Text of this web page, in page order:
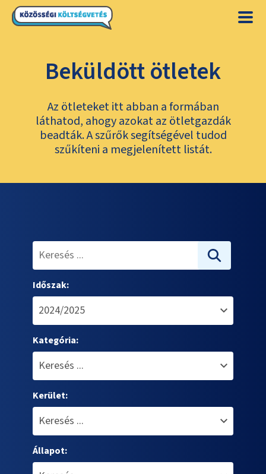
Beküldött ötletek
Az ötleteket itt abban a formában
láthatod, ahogy azokat az ötletgazdák
beadták. A szűrők segítségével tudod
szűkíteni a megjelenített listát.
Időszak:
Kategória:
Kerület:
Állapot: